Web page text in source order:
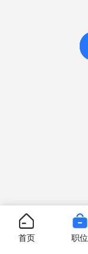
首页 职位